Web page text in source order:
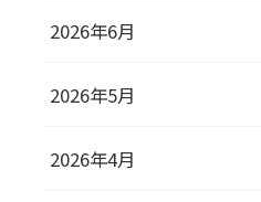
2026年6月
2026年5月
2026年4月